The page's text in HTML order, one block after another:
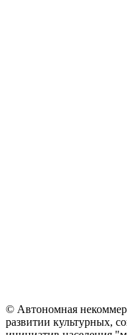
© Автономная
развитии культурных,